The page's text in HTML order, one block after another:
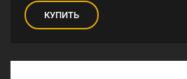
КУПИТЬ